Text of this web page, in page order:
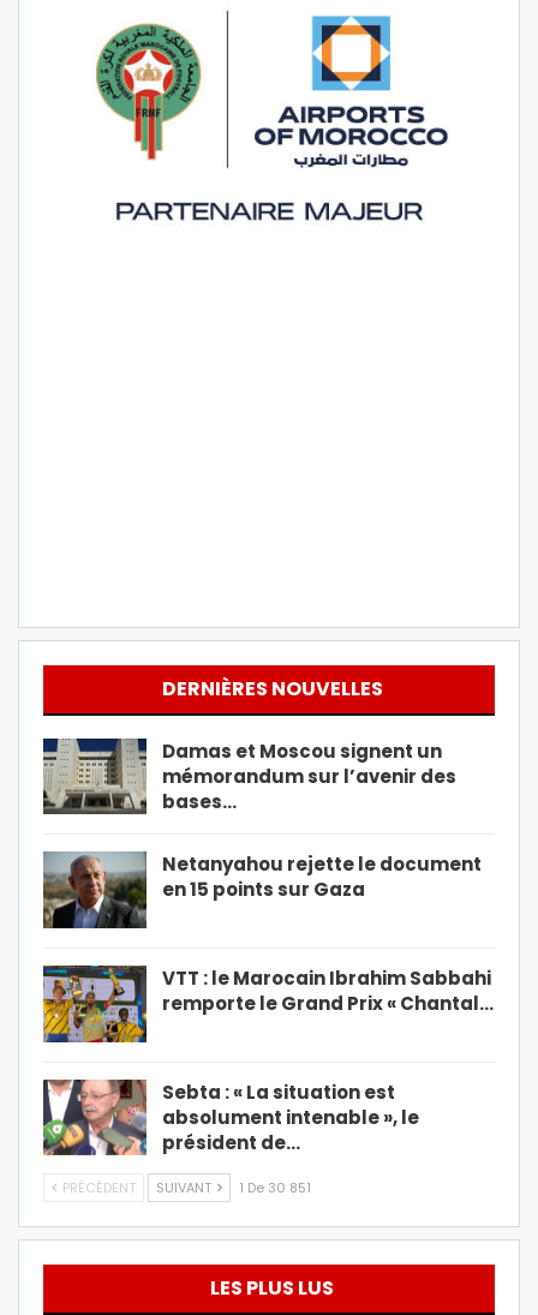
DERNIÈRES NOUVELLES
Damas et Moscou signent un
mémorandum sur l’avenir des
bases…
Netanyahou rejette le document
en 15 points sur Gaza
VTT : le Marocain Ibrahim Sabbahi
remporte le Grand Prix « Chantal…
Sebta : « La situation est
absolument intenable », le
président de…
PRÉCÉDENT SUIVANT 1 De 30 851
LES PLUS LUS